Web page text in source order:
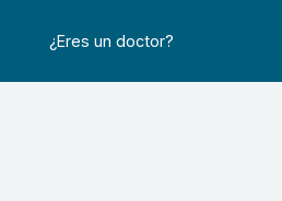
¿Eres un doctor?